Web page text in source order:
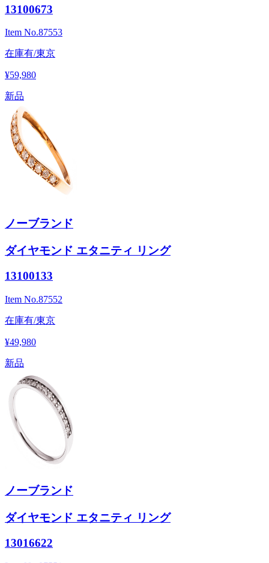
13100673
Item No.87553
在庫有/東京
¥59,980
新品
ノーブランド
ダイヤモンド エタニティ リング
13100133
Item No.87552
在庫有/東京
¥49,980
新品
ノーブランド
ダイヤモンド エタニティ リング
13016622